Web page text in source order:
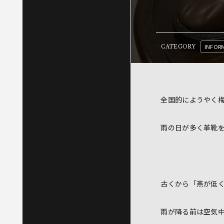
CATEGORY
全国的にようやく
雨の日が多く革靴
古くから「燕が低
雨が降る前は空気